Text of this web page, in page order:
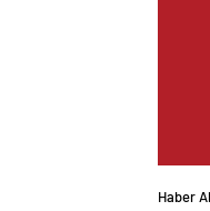
Haber